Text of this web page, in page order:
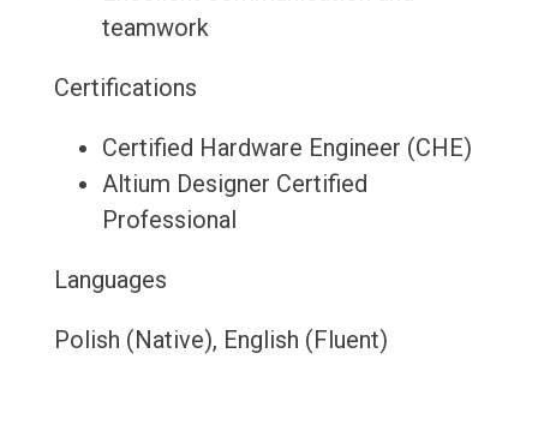
teamwork
Certifications
Certified Hardware Engineer (CHE)
Altium Designer Certified
Professional
Languages
Polish (Native), English (Fluent)